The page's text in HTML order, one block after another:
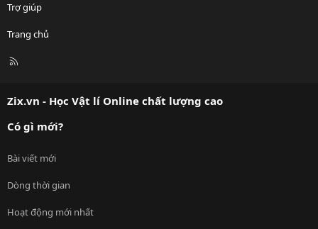
Trợ giúp
Trang chủ
R
Zix.vn - Học Vật lí Online chất lượng cao
Có gì mới?
Bài viết mới
Dòng thời gian
Hoạt động mới nhất